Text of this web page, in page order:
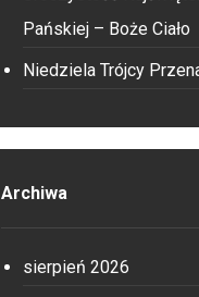
Pańskiej – Boże Ciało
Niedziela Trójcy
Archiwa
sierpień 2026